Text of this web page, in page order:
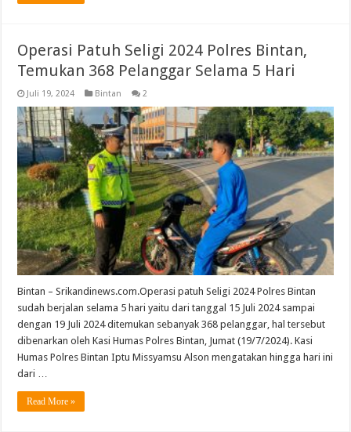
Operasi Patuh Seligi 2024 Polres Bintan,
Temukan 368 Pelanggar Selama 5 Hari
Juli 19, 2024 Bintan 2
Bintan – Srikandinews.com.Operasi patuh Seligi 2024 Polres Bintan
sudah berjalan selama 5 hari yaitu dari tanggal 15 Juli 2024 sampai
dengan 19 Juli 2024 ditemukan sebanyak 368 pelanggar, hal tersebut
dibenarkan oleh Kasi Humas Polres Bintan, Jumat (19/7/2024). Kasi
Humas Polres Bintan Iptu Missyamsu Alson mengatakan hingga hari ini
dari …
Read More »